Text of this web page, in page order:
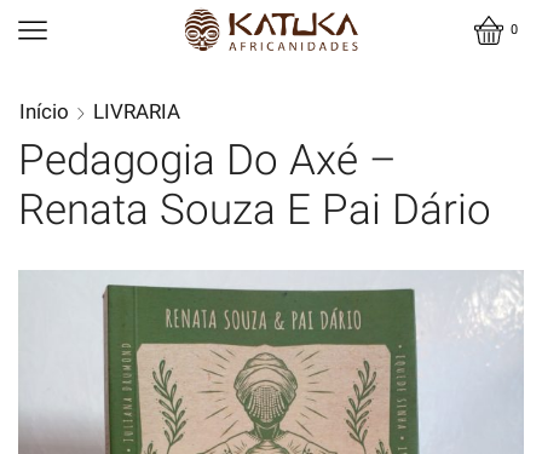
0
Início LIVRARIA
Pedagogia Do Axé –
Renata Souza E Pai Dário